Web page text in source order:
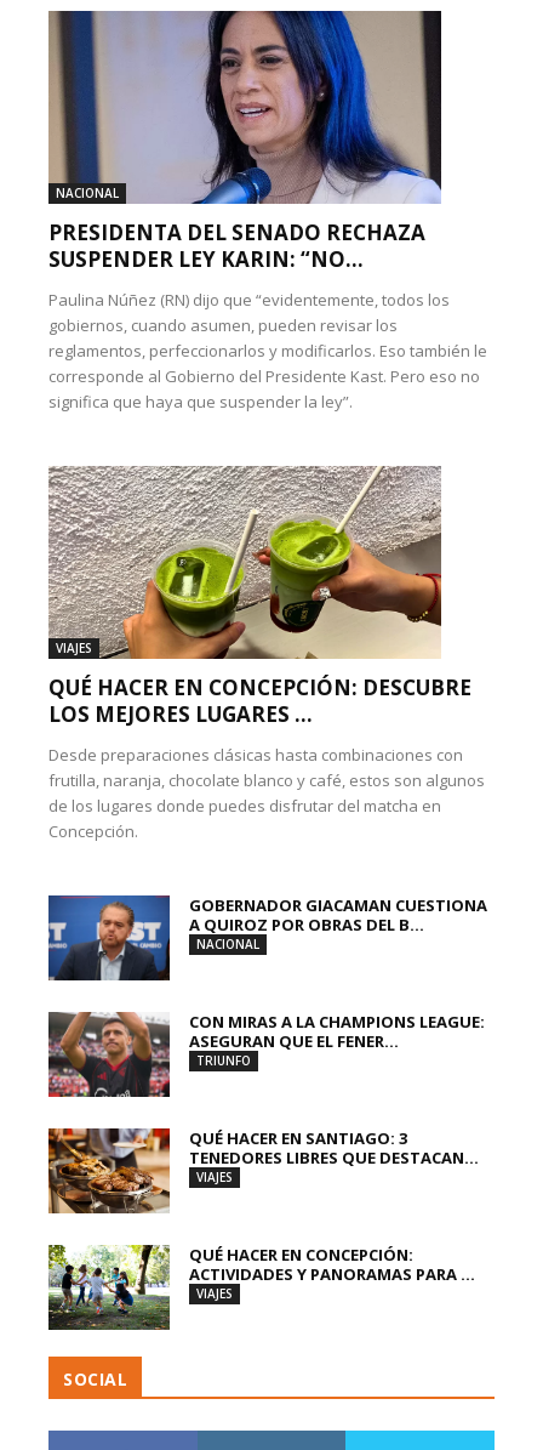
NACIONAL
PRESIDENTA DEL SENADO RECHAZA
SUSPENDER LEY KARIN: “NO...
Paulina Núñez (RN) dijo que “evidentemente, todos los
gobiernos, cuando asumen, pueden revisar los
reglamentos, perfeccionarlos y modificarlos. Eso también le
corresponde al Gobierno del Presidente Kast. Pero eso no
significa que haya que suspender la ley”.
VIAJES
QUÉ HACER EN CONCEPCIÓN: DESCUBRE
LOS MEJORES LUGARES ...
Desde preparaciones clásicas hasta combinaciones con
frutilla, naranja, chocolate blanco y café, estos son algunos
de los lugares donde puedes disfrutar del matcha en
Concepción.
GOBERNADOR GIACAMAN CUESTIONA
A QUIROZ POR OBRAS DEL B...
NACIONAL
CON MIRAS A LA CHAMPIONS LEAGUE:
ASEGURAN QUE EL FENER...
TRIUNFO
QUÉ HACER EN SANTIAGO: 3
TENEDORES LIBRES QUE DESTACAN...
VIAJES
QUÉ HACER EN CONCEPCIÓN:
ACTIVIDADES Y PANORAMAS PARA ...
VIAJES
SOCIAL